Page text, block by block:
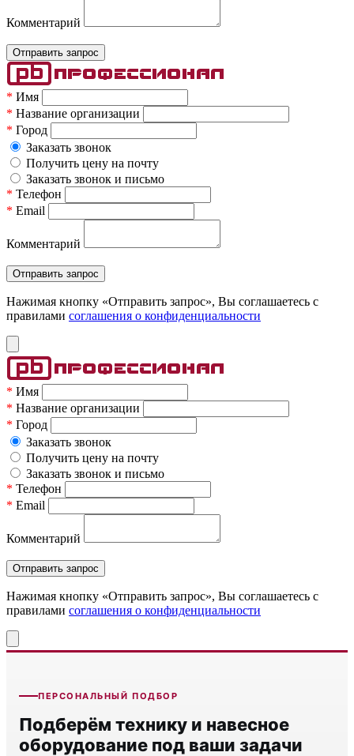
Комментарий
* Имя
* Название организации
* Город
Заказать звонок
Получить цену на почту
Заказать звонок и письмо
* Телефон
* Email
Комментарий
Нажимая кнопку «Отправить запрос», Вы соглашаетесь c
правилами соглашения о конфиденциальности
* Имя
* Название организации
* Город
Заказать звонок
Получить цену на почту
Заказать звонок и письмо
* Телефон
* Email
Комментарий
Нажимая кнопку «Отправить запрос», Вы соглашаетесь c
правилами соглашения о конфиденциальности
ПЕРСОНАЛЬНЫЙ ПОДБОР
Подберём технику и навесное
оборудование под ваши задачи